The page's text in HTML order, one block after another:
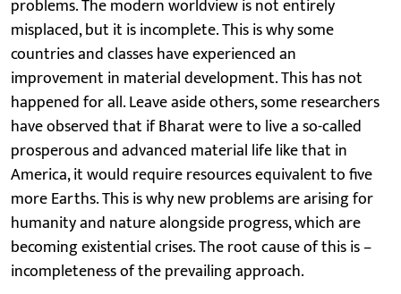
problems. The modern worldview is not entirely
misplaced, but it is incomplete. This is why some
countries and classes have experienced an
improvement in material development. This has not
happened for all. Leave aside others, some researchers
have observed that if Bharat were to live a so-called
prosperous and advanced material life like that in
America, it would require resources equivalent to five
more Earths. This is why new problems are arising for
humanity and nature alongside progress, which are
becoming existential crises. The root cause of this is –
incompleteness of the prevailing approach.